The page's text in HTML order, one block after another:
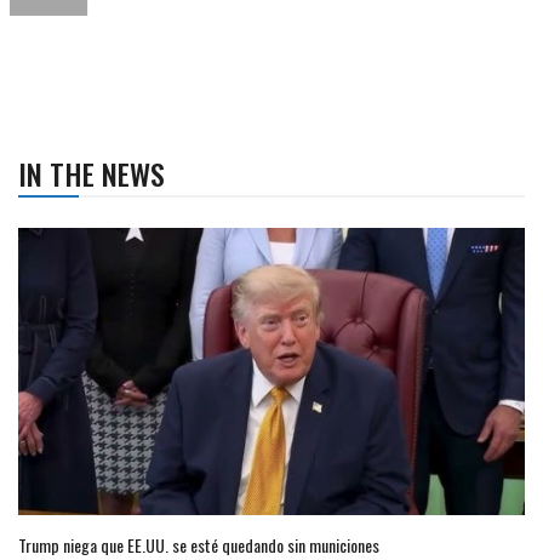
IN THE NEWS
Trump niega que EE.UU. se esté quedando sin municiones